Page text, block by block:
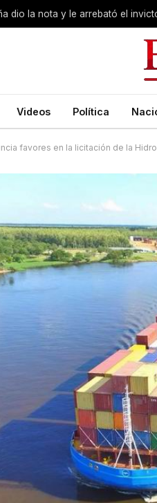
dio la nota y le arrebató el
Videos Política
favores en la licitación de la